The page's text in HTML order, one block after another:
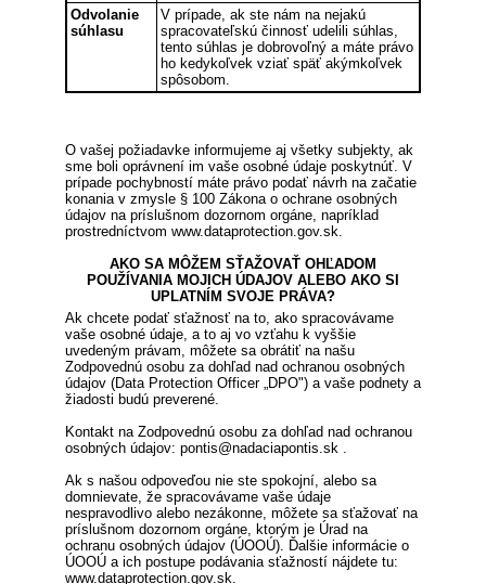
Odvolanie
súhlasu
V prípade, ak ste nám na nejakú
spracovateľskú činnosť udelili súhlas,
tento súhlas je dobrovoľný a máte právo
ho kedykoľvek vziať späť akýmkoľvek
spôsobom.
O vašej požiadavke informujeme aj všetky subjekty, ak
sme boli oprávnení im vaše osobné údaje poskytnúť. V
prípade pochybností máte právo podať návrh na začatie
konania v zmysle § 100 Zákona o ochrane osobných
údajov na príslušnom dozornom orgáne, napríklad
prostredníctvom www.dataprotection.gov.sk.
AKO SA MÔŽEM SŤAŽOVAŤ OHĽADOM
POUŽÍVANIA MOJICH ÚDAJOV ALEBO AKO SI
UPLATNÍM SVOJE PRÁVA?
Ak chcete podať sťažnosť na to, ako spracovávame
vaše osobné údaje, a to aj vo vzťahu k vyššie
uvedeným právam, môžete sa obrátiť na našu
Zodpovednú osobu za dohľad nad ochranou osobných
údajov (Data Protection Officer „DPO") a vaše podnety a
žiadosti budú preverené.
Kontakt na Zodpovednú osobu za dohľad nad ochranou
osobných údajov: pontis@nadaciapontis.sk .
Ak s našou odpoveďou nie ste spokojní, alebo sa
domnievate, že spracovávame vaše údaje
nespravodlivo alebo nezákonne, môžete sa sťažovať na
príslušnom dozornom orgáne, ktorým je Úrad na
ochranu osobných údajov (ÚOOÚ). Ďalšie informácie o
ÚOOÚ a ich postupe podávania sťažností nájdete tu:
www.dataprotection.gov.sk.